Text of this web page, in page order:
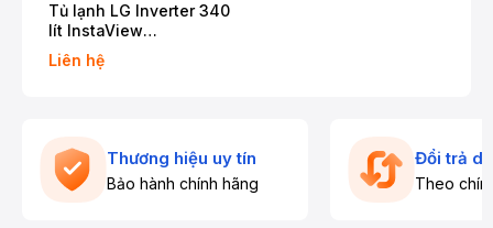
Tủ lạnh LG Inverter 340
lít InstaView
LBB33BLMAI
Liên hệ
Thương hiệu uy tín
Bảo hành chính hãng
Đổi trả
Theo